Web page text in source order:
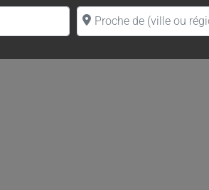
Proche de (ville ou région)